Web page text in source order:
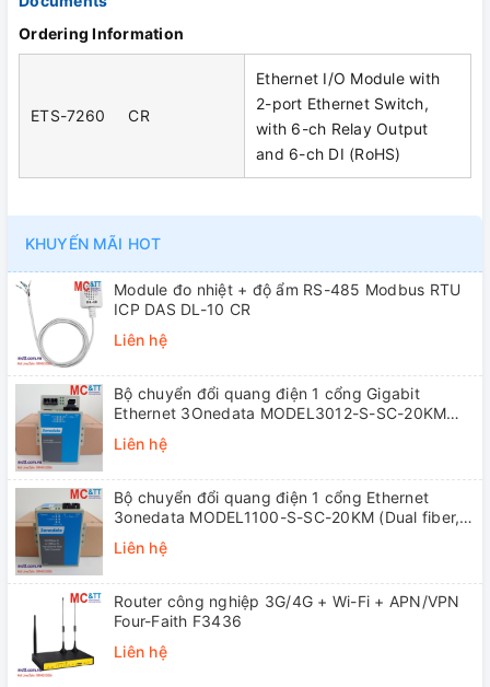
Ordering Information
ETS-7260 CR
Ethernet I/O Module with
2-port Ethernet Switch,
with 6-ch Relay Output
and 6-ch DI (RoHS)
KHUYẾN MÃI HOT
Module đo nhiệt + độ ẩm RS-485 Modbus RTU
ICP DAS DL-10 CR
Liên hệ
Bộ chuyển đổi quang điện 1 cổng Gigabit
Ethernet 3Onedata MODEL3012-S-SC-20KM
Liên hệ
Bộ chuyển đổi quang điện 1 cổng Ethernet
3onedata MODEL1100-S-SC-20KM (Dual fiber,
Liên hệ
Router công nghiệp 3G/4G + Wi-Fi + APN/VPN
Four-Faith F3436
Liên hệ